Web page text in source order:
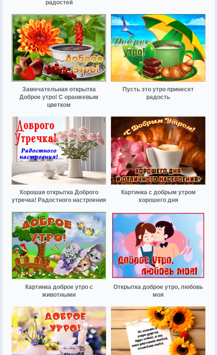
радостей
Замечательная открытка
Доброе утро! С оранжевым
цветком
Пусть это утро принесет
радость
Хорошая открытка Доброго
утречка! Радостного настроения
Картинка с добрым утром
хорошего дня
Картинка доброе утро с
животными
Открытка доброе утро, любовь
моя